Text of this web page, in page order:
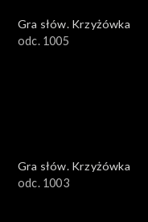
Gra słów. Krzyżówka
odc. 1005
Gra słów. Krzyżówka
odc. 1003